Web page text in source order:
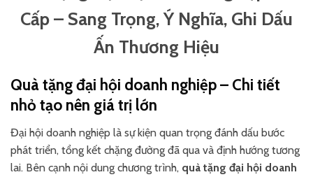
Cấp – Sang Trọng, Ý Nghĩa, Ghi Dấu
Ấn Thương Hiệu
Quà tặng đại hội doanh nghiệp – Chi tiết
nhỏ tạo nên giá trị lớn
Đại hội doanh nghiệp là sự kiện quan trọng đánh dấu bước
phát triển, tổng kết chặng đường đã qua và định hướng tương
lai. Bên cạnh nội dung chương trình, quà tặng đại hội doanh